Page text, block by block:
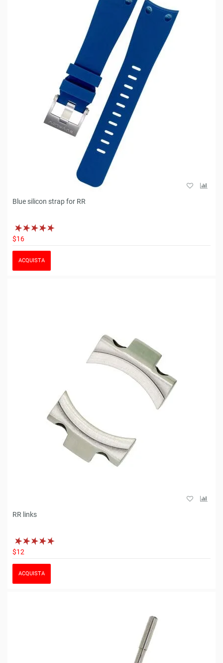
Blue silicon strap for RR
$16
ACQUISTA
RR links
$12
ACQUISTA